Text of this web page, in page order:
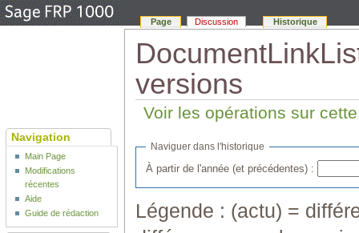
versions
Voir les opérations sur
Naviguer dans l'historique
À partir de l'année (et précédentes) :
Légende : (actu) =
Page Discussion Historique
Navigation
Main Page
Modifications
récentes
Aide
Guide de rédaction